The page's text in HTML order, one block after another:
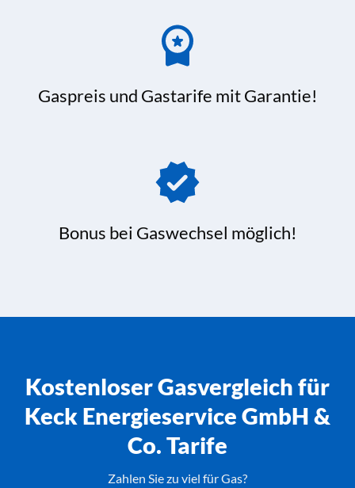
Gaspreis und Gastarife mit Garantie!
Bonus bei Gaswechsel möglich!
Kostenloser Gasvergleich für
Keck Energieservice GmbH &
Co. Tarife
Zahlen Sie zu viel für Gas?